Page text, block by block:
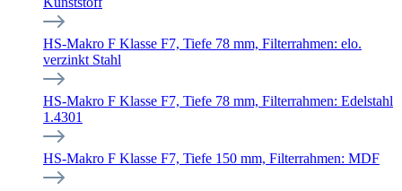
HS-Makro F Klasse F7, Tiefe 78 mm, Filterrahmen: elo.
verzinkt Stahl
HS-Makro F Klasse F7, Tiefe 78 mm, Filterrahmen: Edelstahl
1.4301
HS-Makro F Klasse F7, Tiefe 150 mm, Filterrahmen: MDF